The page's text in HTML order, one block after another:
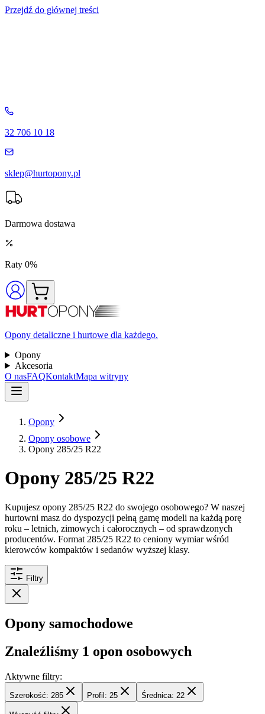
Przejdź do głównej treści
32 706 10 18
sklep@hurtopony.pl
Darmowa dostawa
Raty 0%
Opony detaliczne i hurtowe dla każdego.
Opony
Akcesoria
O nasFAQKontaktMapa witryny
Opony
Opony osobowe
Opony 285/25 R22
Opony 285/25 R22
Kupujesz opony 285/25 R22 do swojego osobowego? W naszej
hurtowni masz do dyspozycji pełną gamę modeli na każdą porę
roku – letnich, zimowych i całorocznych – od sprawdzonych
producentów. Format 285/25 R22 to ceniony wymiar wśród
kierowców kompaktów i sedanów wyższej klasy.
Filtry
Opony samochodowe
Znaleźliśmy 1 opon osobowych
Aktywne filtry:
Szerokość: 285 Profil: 25 Średnica: 22